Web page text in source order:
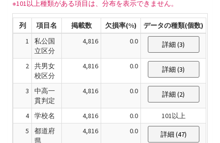
※101以上種類がある項目は、分布を表示できません。
列 項目名 掲載数 欠損率(%)
データの種類(個数)
1
私公国
立区分
4,816 0.0 詳細 (3)
2
共男女
校区分
4,816 0.0 詳細 (3)
3
中高一
貫判定
4,816 0.0 詳細 (2)
4 学校名 4,816 0.0
101以上
5
都道府
県
4,816 0.0 詳細 (47)